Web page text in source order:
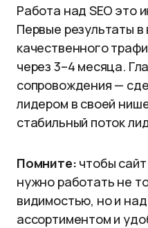
Работа над SEO это
Первые результаты в
качественного
через 3–4 месяца.
сопровождения —
лидером в своей
стабильный поток
Помните: чтобы
нужно работать не
видимостью, но и
ассортиментом и